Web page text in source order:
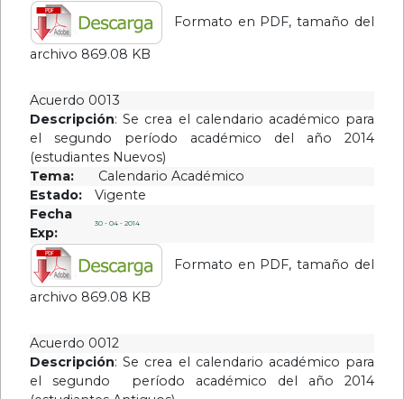
Formato en PDF, tamaño del
archivo 869.08 KB
Acuerdo 0013
Descripción: Se crea el calendario académico para
el segundo período académico del año 2014
(estudiantes Nuevos)
Tema:
Calendario Académico
Estado:
Vigente
Fecha
Exp:
30 - 04 - 2014
Formato en PDF, tamaño del
archivo 869.08 KB
Acuerdo 0012
Descripción: Se crea el calendario académico para
el segundo período académico del año 2014